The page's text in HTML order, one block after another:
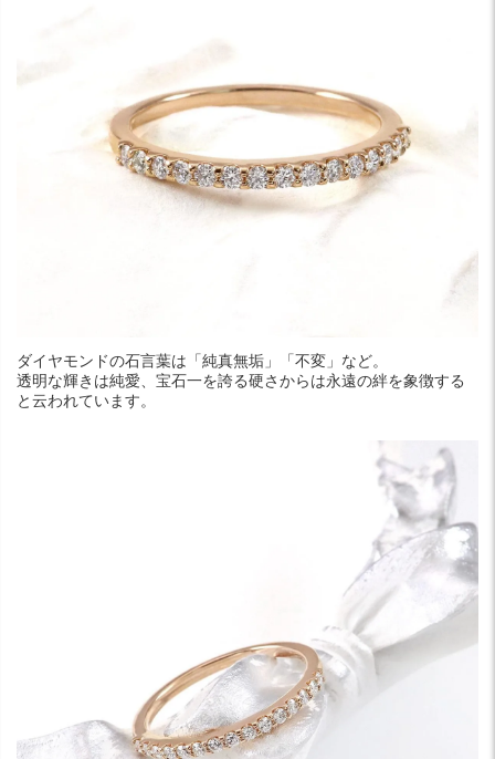
ダイヤモンドの石言葉は「純真無垢」「不変」など。
透明な輝きは純愛、宝石一を誇る硬さからは永遠の絆を象徴する
と云われています。